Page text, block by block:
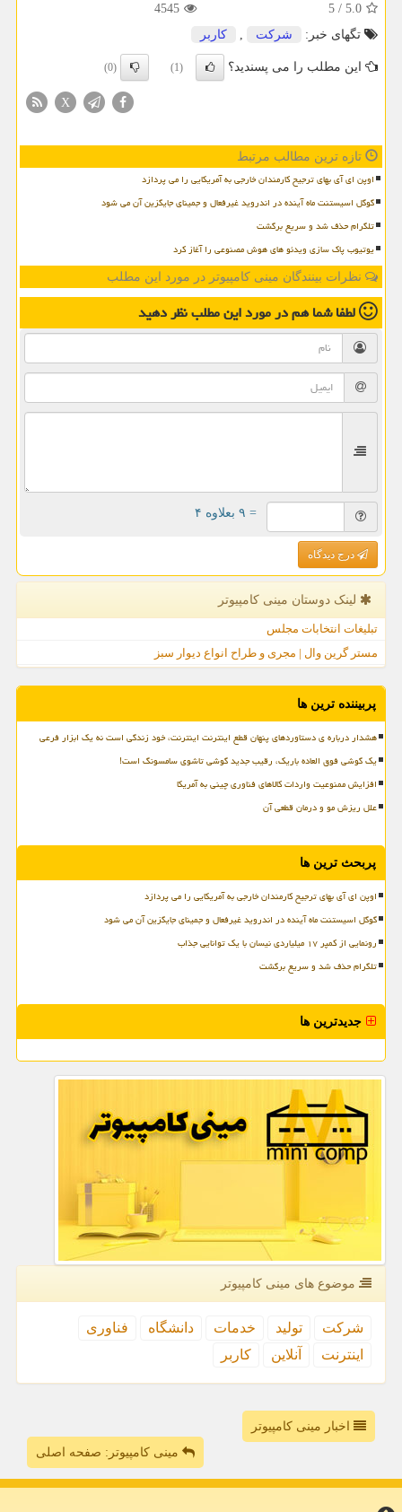
5.0
/
5
4545
تگهای خبر:
شركت كاربر
این مطلب را می پسندید؟ (1)
(0)
X
تازه ترین مطالب مرتبط
اوپن ای آی بهای ترجیح کارمندان خارجی به آمریکایی را می پردازد
گوگل اسیستنت ماه آینده در اندروید غیرفعال و جمینای جایگزین آن می شود
تلگرام حذف شد و سریع برگشت
یوتیوب پاک سازی ویدئو های هوش مصنوعی را آغاز کرد
نظرات بینندگان مینی کامپیوتر در مورد این مطلب
لطفا شما همدر مورد این مطلبنظر دهید
= ۹ بعلاوه ۴
درج دیدگاه
لینک دوستان مینی كامپیوتر
تبلیغات انتخابات مجلس
مستر گرین وال | مجری و طراح انواع دیوار سبز
پربیننده ترین ها
هشدار درباره ی دستاوردهای پنهان قطع اینترنت اینترنت، خود زندگی است نه یک ابزار فرعی
یک گوشی فوق العاده باریک، رقیب جدید گوشی تاشوی سامسونگ است!
افزایش ممنوعیت واردات کالاهای فناوری چینی به آمریکا
علل ریزش مو و درمان قطعی آن
پربحث ترین ها
اوپن ای آی بهای ترجیح کارمندان خارجی به آمریکایی را می پردازد
گوگل اسیستنت ماه آینده در اندروید غیرفعال و جمینای جایگزین آن می شود
رونمایی از کمپر ۱۷ میلیاردی نیسان با یک توانایی جذاب
تلگرام حذف شد و سریع برگشت
جدیدترین ها
موضوع های مینی كامپیوتر
شركت تولید خدمات دانشگاه
فناوری
اینترنت
آنلاین كاربر
اخبار مینی کامپیوتر
مینی کامپیوتر: صفحه اصلی